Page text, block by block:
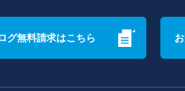
グ無料請求はこちら